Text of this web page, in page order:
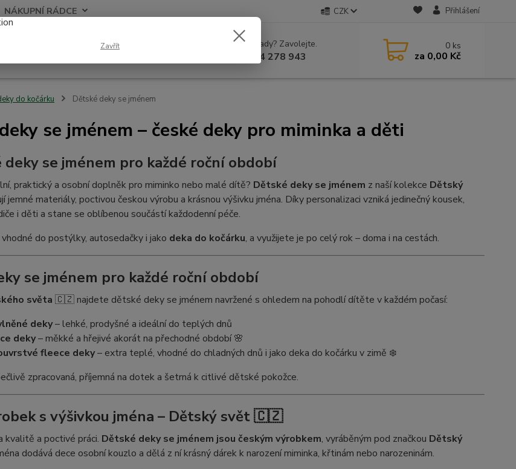
NÁKUPNÍ RÁDCE CZK Přihlášení
Hledat Nevíte si rady? Zavolejte.
+420 604 278 943
0 ks
za 0,00 Kč
do kočárku Dětské deky se jménem
se jménem – české deky pro miminka a děti
deky se jménem pro každé roční období
praktický a osobní doplněk pro miminko nebo malé dítě? Dětské deky se jménem z naší kolekce Dětský
materiály, poctivou českou výrobu a krásnou výšivku jména. Díky personalizaci vzniká jedinečný kousek,
i děti a stane se oblíbenou součástí každodenní péče.
do postýlky, autosedačky i jako deka do kočárku, a využijete je po celý rok – doma i na cestách.
se jménem pro každé roční období
světa 🇨🇿 najdete dětské deky se jménem navržené s ohledem na pohodlí dítěte v každém počasí:
deky– lehké, prodyšné a ideální do teplých dnů
deky– měkké a hřejivé akorát na přechodné období 🌸
fleece deky– extra teplé, vhodné do chladných dnů i jako deka do kočárku v zimě ❄️
zpracovaná, příjemná na dotek a šetrná k citlivé dětské pokožce.
s výšivkou jména – Dětský svět 🇨🇿
kvalitě a poctivé práci. Dětské deky se jménem jsou českým výrobkem, vyráběným pod značkou Dětský
dodává dece osobní kouzlo a dělá z ní krásný dárek k narození miminka, křtinám nebo narozeninám.
Zavřít